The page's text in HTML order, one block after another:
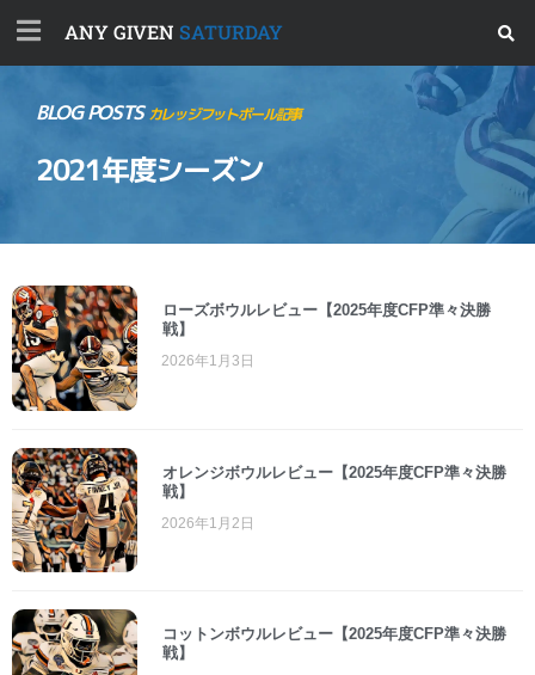
ANY GIVEN SATURDAY
BLOG POSTSカレッジフットボール記事
2021年度シーズン
ローズボウルレビュー【2025年度CFP準々決勝
戦】
2026年1月3日
オレンジボウルレビュー【2025年度CFP準々決勝
戦】
2026年1月2日
コットンボウルレビュー【2025年度CFP準々決勝
戦】